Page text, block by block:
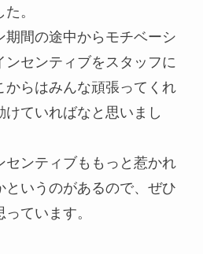
。
期間の途中からモチベーシ
ンセンティブをスタッフに
からはみんな頑張ってくれ
ていればなと思いまし
センティブももっと惹かれ
というのがあるので、ぜひ
っています。